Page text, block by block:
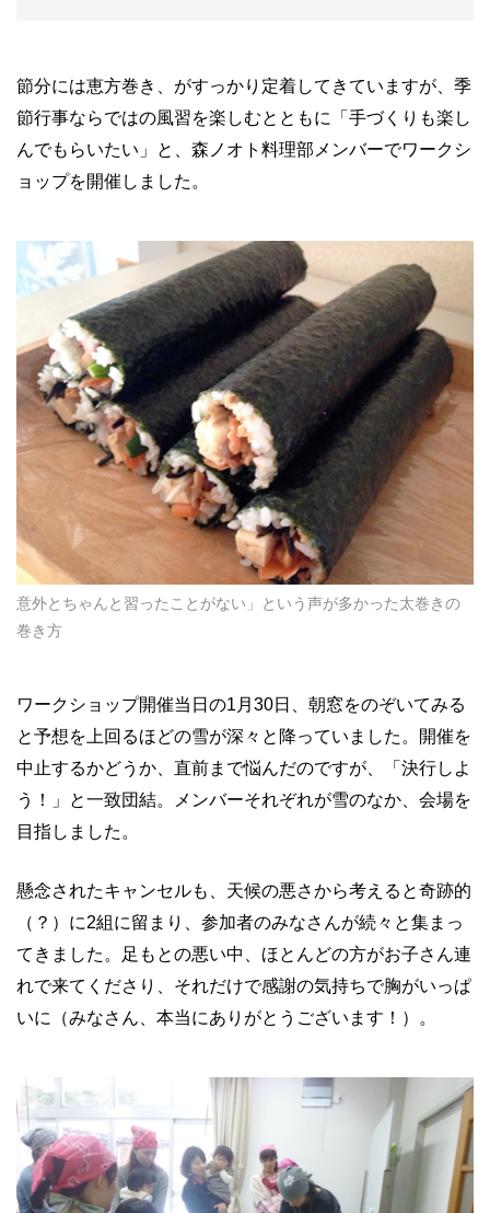
節分には恵方巻き、がすっかり定着してきていますが、季
節行事ならではの風習を楽しむとともに「手づくりも楽し
んでもらいたい」と、森ノオト料理部メンバーでワークシ
ョップを開催しました。
意外とちゃんと習ったことがない」という声が多かった太巻きの
巻き方
ワークショップ開催当日の1月30日、朝窓をのぞいてみる
と予想を上回るほどの雪が深々と降っていました。開催を
中止するかどうか、直前まで悩んだのですが、「決行しよ
う！」と一致団結。メンバーそれぞれが雪のなか、会場を
目指しました。
懸念されたキャンセルも、天候の悪さから考えると奇跡的
（？）に2組に留まり、参加者のみなさんが続々と集まっ
てきました。足もとの悪い中、ほとんどの方がお子さん連
れで来てくださり、それだけで感謝の気持ちで胸がいっぱ
いに（みなさん、本当にありがとうございます！）。